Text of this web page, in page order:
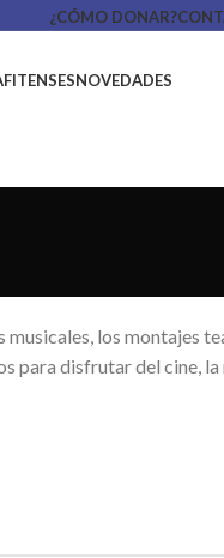
¿CÓMO DONAR?
NOVEDADES
musicales, los montajes
para disfrutar del cine,